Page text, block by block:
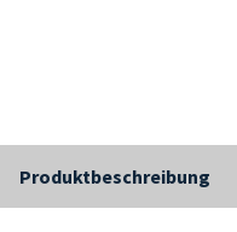
Produktbeschreibung